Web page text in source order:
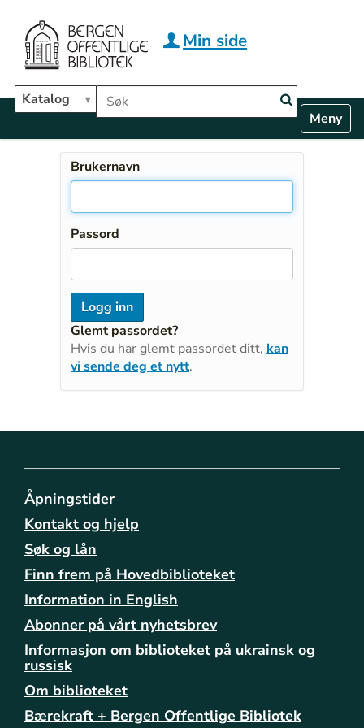
Hopp til hovedinnhold
Søk i biblioteket
Katalog
Min side
v
Toggle
Brukernavn
Passord
Glemt passordet?
Hvis du har glemt passordet ditt, kan
vi sende deg et nytt.
Åpningstider
Kontakt og hjelp
Søk og lån
Finn frem på Hovedbiblioteket
Information in English
Abonner på vårt nyhetsbrev
Informasjon om biblioteket på ukrainsk og
russisk
Om biblioteket
Bærekraft + Bergen Offentlige Bibliotek